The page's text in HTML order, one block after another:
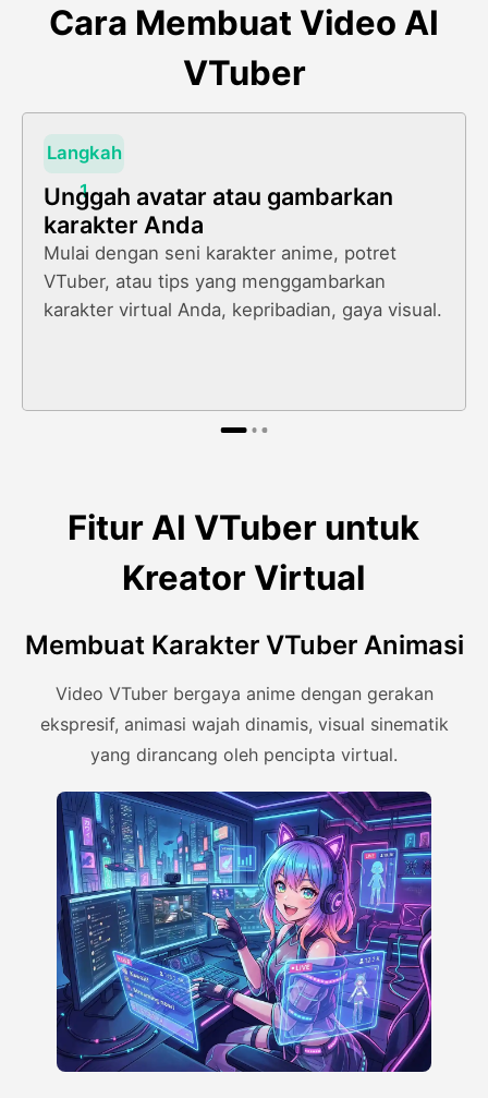
Cara Membuat Video AI
VTuber
Langkah
1
Unggah avatar atau gambarkan
karakter Anda
Mulai dengan seni karakter anime, potret
VTuber, atau tips yang menggambarkan
karakter virtual Anda, kepribadian, gaya visual.
Fitur AI VTuber untuk
Kreator Virtual
Membuat Karakter VTuber Animasi
Video VTuber bergaya anime dengan gerakan
ekspresif, animasi wajah dinamis, visual sinematik
yang dirancang oleh pencipta virtual.